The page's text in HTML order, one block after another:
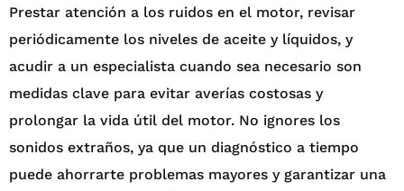
Prestar atención a los ruidos en el motor, revisar
periódicamente los niveles de aceite y líquidos, y
acudir a un especialista cuando sea necesario son
medidas clave para evitar averías costosas y
prolongar la vida útil del motor. No ignores los
sonidos extraños, ya que un diagnóstico a tiempo
puede ahorrarte problemas mayores y garantizar una